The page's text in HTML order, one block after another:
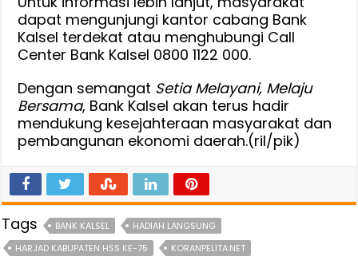
dapat mengunjungi kantor cabang Bank
Kalsel terdekat atau menghubungi Call
Center Bank Kalsel 0800 1122 000.
Dengan semangat Setia Melayani, Melaju
Bersama, Bank Kalsel akan terus hadir
mendukung kesejahteraan masyarakat dan
pembangunan ekonomi daerah.(ril/pik)
Tags BANK KALSEL
HADIAH LANGSUNG
HARJAD KABUPATEN HSS KE-75
KORANPELITA.NET